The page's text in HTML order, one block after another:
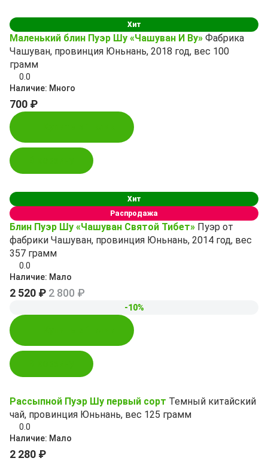
Хит
Маленький блин Пуэр Шу «Чашуван И Ву» Фабрика
Чашуван, провинция Юньнань, 2018 год, вес 100
грамм
0.0
Наличие: Много
700 ₽
Хит
Распродажа
Блин Пуэр Шу «Чашуван Святой Тибет» Пуэр от
фабрики Чашуван, провинция Юньнань, 2014 год, вес
357 грамм
0.0
Наличие: Мало
2 520 ₽ 2 800 ₽
-10%
Рассыпной Пуэр Шу первый сорт Темный китайский
чай, провинция Юньнань, вес 125 грамм
0.0
Наличие: Мало
2 280 ₽